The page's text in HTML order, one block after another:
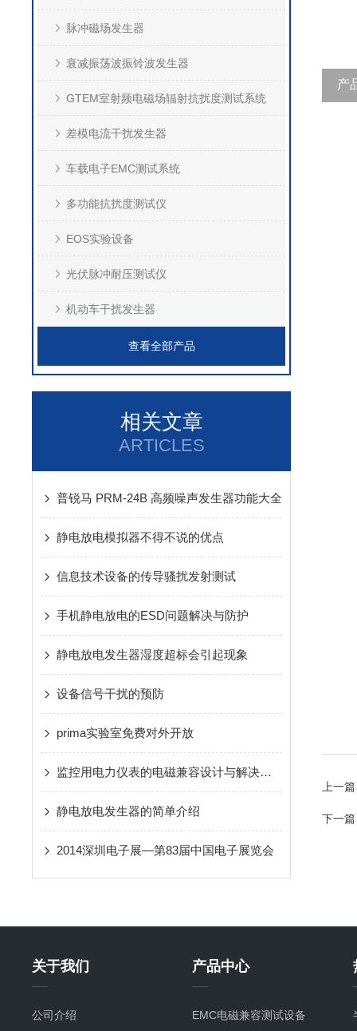
脉冲磁场发生器
衰减振荡波振铃波发生器
GTEM室射频电磁场辐射抗扰度测试系统
差模电流干扰发生器
车载电子EMC测试系统
多功能抗扰度测试仪
EOS实验设备
光伏脉冲耐压测试仪
机动车干扰发生器
查看全部产品
相关文章
ARTICLES
普锐马 PRM-24B 高频噪声发生器功能大全
静电放电模拟器不得不说的优点
信息技术设备的传导骚扰发射测试
手机静电放电的ESD问题解决与防护
静电放电发生器湿度超标会引起现象
设备信号干扰的预防
prima实验室免费对外开放
监控用电力仪表的电磁兼容设计与解决手段
静电放电发生器的简单介绍
2014深圳电子展—第83届中国电子展览会
产
上一
下一
关于我们
公司介绍
产品中心
EMC电磁兼容测试设备